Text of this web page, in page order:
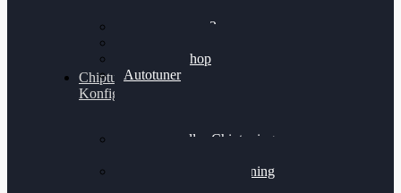
Alientech Kess3
Alientech Shop
Autotuner
Chiptuning
Konfigurator
Professionelles Chiptuning
Professionelles Chiptuning